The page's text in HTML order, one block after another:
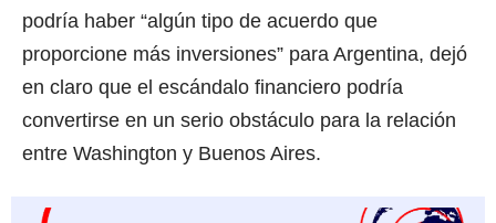
podría haber “algún tipo de acuerdo que
proporcione más inversiones” para Argentina, dejó
en claro que el escándalo financiero podría
convertirse en un serio obstáculo para la relación
entre Washington y Buenos Aires.